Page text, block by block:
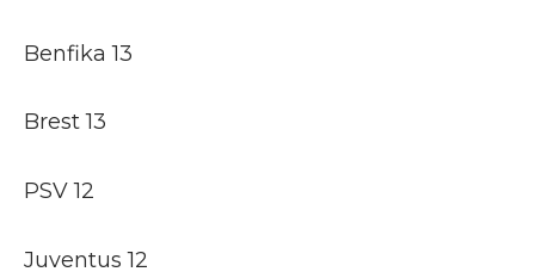
Benfika 13
Brest 13
PSV 12
Juventus 12